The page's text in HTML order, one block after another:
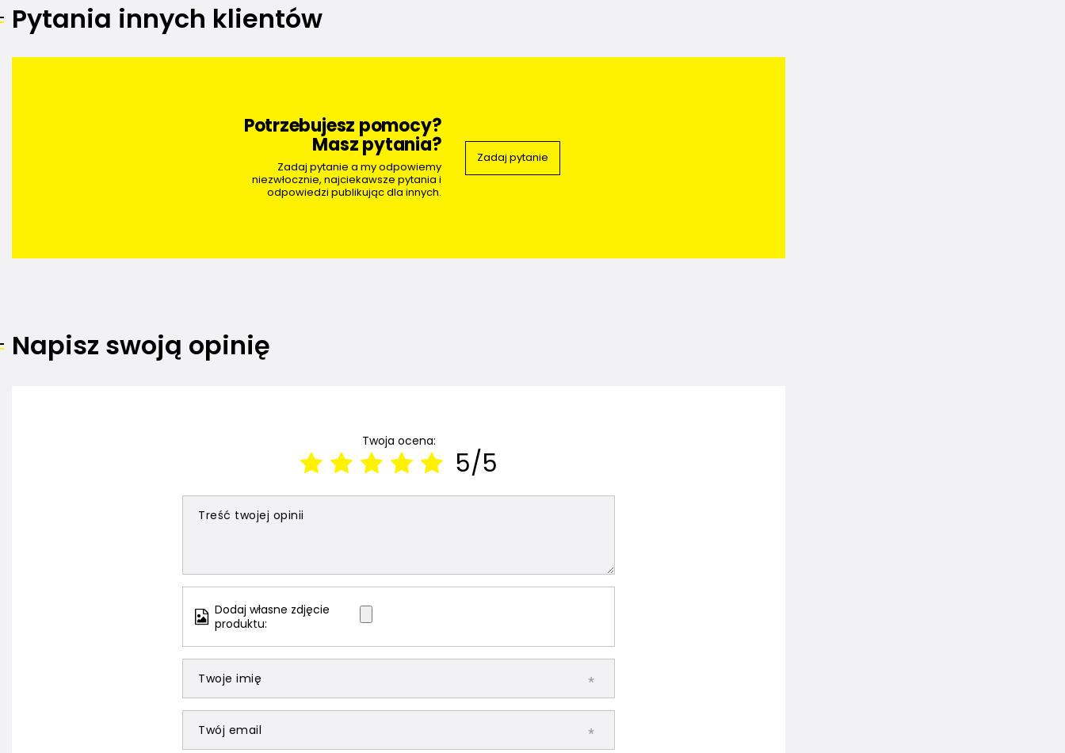
Pytania innych klientów
Potrzebujesz pomocy?
Masz pytania?
Zadaj pytanie a my odpowiemy
niezwłocznie, najciekawsze pytania i
odpowiedzi publikując dla innych.
Zadaj pytanie
Napisz swoją opinię
Twoja ocena:
5/5
Treść twojej opinii
Dodaj własne zdjęcie
produktu:
Twoje imię
Twój email